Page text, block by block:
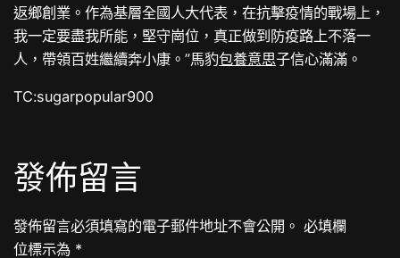
返鄉創業。作為基層全國人大代表，在抗擊疫情的戰場上，
我一定要盡我所能，堅守崗位，真正做到防疫路上不落一
人，帶領百姓繼續奔小康。”馬豹包養意思子信心滿滿。
TC:sugarpopular900
發佈留言
發佈留言必須填寫的電子郵件地址不會公開。 必填欄
位標示為 *